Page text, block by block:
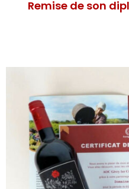
Remise de son